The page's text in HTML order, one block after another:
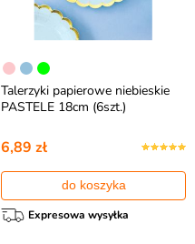
Talerzyki papierowe niebieskie
PASTELE 18cm (6szt.)
6,89 zł
do koszyka
Expresowa wysyłka